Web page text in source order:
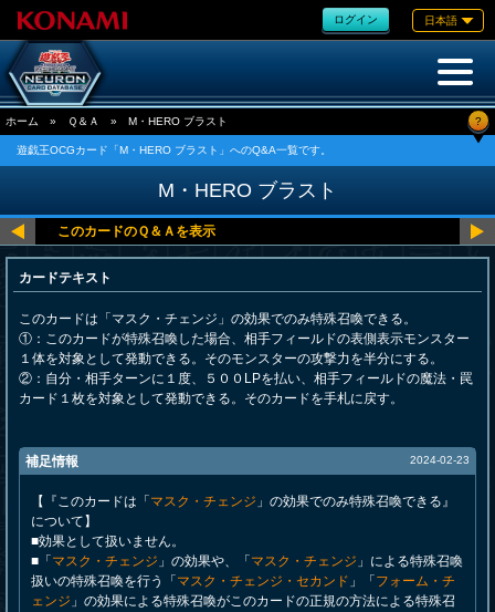
ログイン 日本語
ホーム » Ｑ＆Ａ » M・HERO ブラスト ?
遊戯王OCGカード「M・HERO ブラスト」へのQ&A一覧です。
M・HERO ブラスト
カードテキスト
このカードは「マスク・チェンジ」の効果でのみ特殊召喚できる。
①：このカードが特殊召喚した場合、相手フィールドの表側表示モンスター
１体を対象として発動できる。そのモンスターの攻撃力を半分にする。
②：自分・相手ターンに１度、５００LPを払い、相手フィールドの魔法・罠
カード１枚を対象として発動できる。そのカードを手札に戻す。
補足情報 2024-02-23
【『このカードは「 マスク・チェンジ 」の効果でのみ特殊召喚できる』
について】
■効果として扱いません。
■「 マスク・チェンジ 」の効果や、「 マスク・チェンジ 」による特殊召喚
扱いの特殊召喚を行う「 マスク・チェンジ・セカンド 」「 フォーム・チ
ェンジ 」の効果による特殊召喚がこのカードの正規の方法による特殊召